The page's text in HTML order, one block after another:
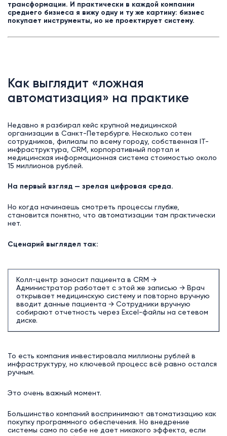
трансформации. И практически в каждой компании
среднего бизнеса я вижу одну и ту же картину: бизнес
покупает инструменты, но не проектирует систему.
Как выглядит «ложная
автоматизация» на практике
Недавно я разбирал кейс крупной медицинской
организации в Санкт-Петербурге. Несколько сотен
сотрудников, филиалы по всему городу, собственная IT-
инфраструктура, CRM, корпоративный портал и
медицинская информационная система стоимостью около
15 миллионов рублей.
На первый взгляд — зрелая цифровая среда.
Но когда начинаешь смотреть процессы глубже,
становится понятно, что автоматизации там практически
нет.
Сценарий выглядел так:
Колл-центр заносит пациента в CRM →
Администратор работает с этой же записью → Врач
открывает медицинскую систему и повторно вручную
вводит данные пациента → Сотрудники вручную
собирают отчетность через Excel-файлы на сетевом
диске.
То есть компания инвестировала миллионы рублей в
инфраструктуру, но ключевой процесс всё равно остался
ручным.
Это очень важный момент.
Большинство компаний воспринимают автоматизацию как
покупку программного обеспечения. Но внедрение
системы само по себе не дает никакого эффекта, если